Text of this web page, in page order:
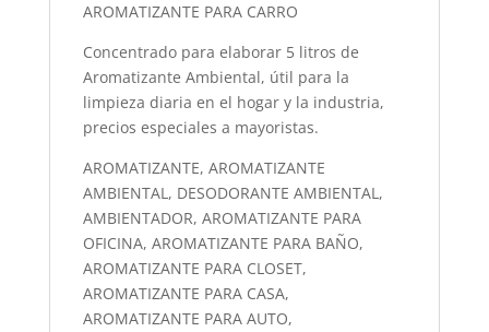
AROMATIZANTE PARA CARRO
Concentrado para elaborar 5 litros de
Aromatizante Ambiental, útil para la
limpieza diaria en el hogar y la industria,
precios especiales a mayoristas.
AROMATIZANTE, AROMATIZANTE
AMBIENTAL, DESODORANTE AMBIENTAL,
AMBIENTADOR, AROMATIZANTE PARA
OFICINA, AROMATIZANTE PARA BAÑO,
AROMATIZANTE PARA CLOSET,
AROMATIZANTE PARA CASA,
AROMATIZANTE PARA AUTO,